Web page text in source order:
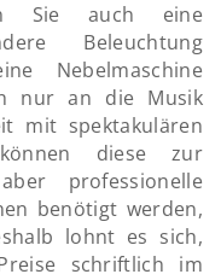
Sie auch eine
Beleuchtung
Nebelmaschine
nur an die Musik
mit spektakulären
können diese zur
professionelle
benötigt werden,
lohnt es sich,
schriftlich im